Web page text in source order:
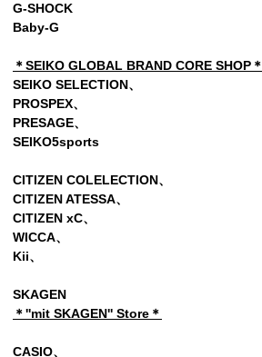
G-SHOCK
Baby-G
＊SEIKO GLOBAL BRAND CORE SHOP＊
SEIKO SELECTION、
PROSPEX、
PRESAGE、
SEIKO5sports
CITIZEN COLELECTION、
CITIZEN ATESSA、
CITIZEN xC、
WICCA、
Kii、
SKAGEN
＊''mit SKAGEN'' Store＊
CASIO、